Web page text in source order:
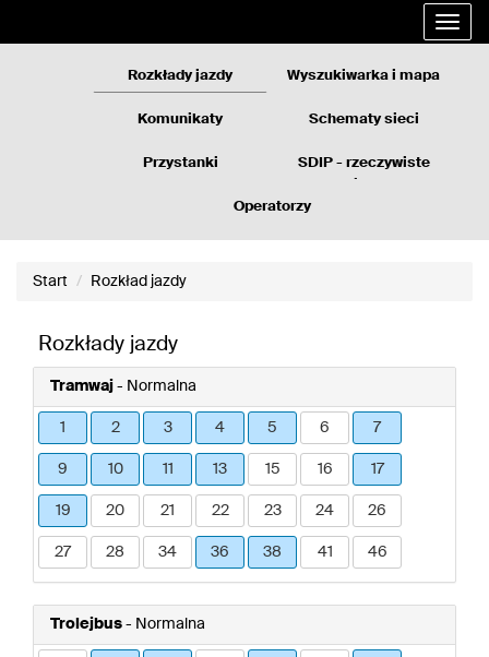
Rozkłady jazdy Wyszukiwarka i mapa
Komunikaty Schematy sieci
Przystanki
SDIP - rzeczywiste
Operatorzy
Start Rozkład jazdy
Rozkłady jazdy
Tramwaj - Normalna
1 2 3 4 5 6 7
9 10 11 13 15 16 17
19 20 21 22 23 24 26
27 28 34 36 38 41 46
Trolejbus - Normalna